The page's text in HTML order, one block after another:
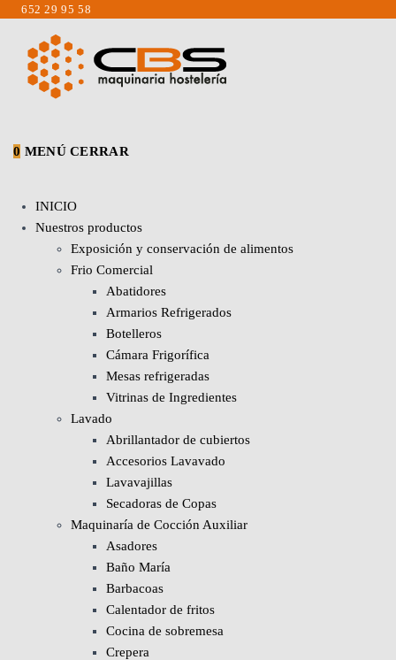
Saltar
contenido
652 29 95 58
0 MENÚ CERRAR
INICIO
Nuestros productos
Exposición y conservación de alimentos
Frio Comercial
Abatidores
Armarios Refrigerados
Botelleros
Cámara Frigorífica
Mesas refrigeradas
Vitrinas de Ingredientes
Lavado
Abrillantador de cubiertos
Accesorios Lavavado
Lavavajillas
Secadoras de Copas
Maquinaría de Cocción Auxiliar
Asadores
Baño María
Barbacoas
Calentador de fritos
Cocina de sobremesa
Crepera